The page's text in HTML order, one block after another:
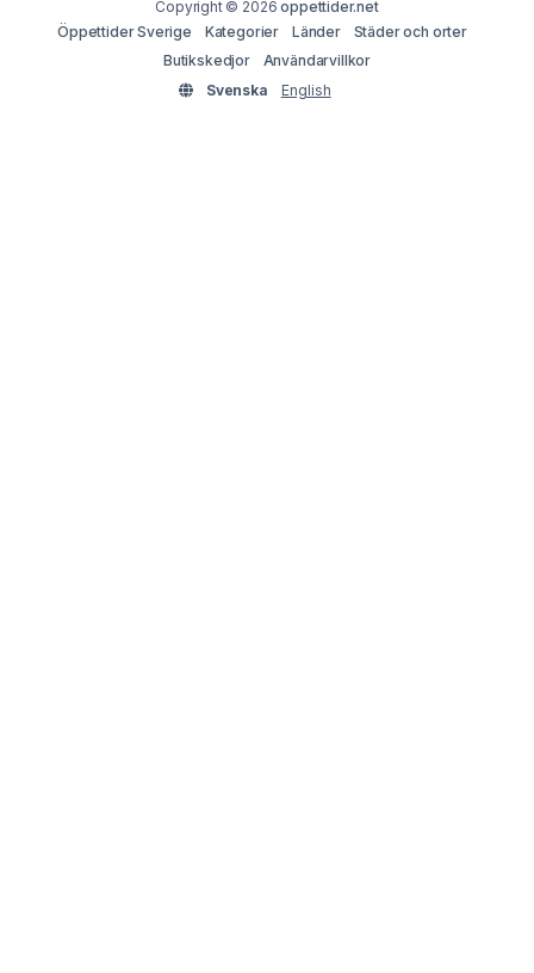
Copyright © 2026oppettider.net
Öppettider Sverige
Kategorier Länder
Städer och orter
Butikskedjor
Användarvillkor
Svenska
English